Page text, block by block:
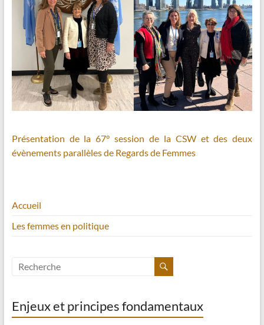
Présentation de la 67° session de la CSW et des deux
évènements parallèles de Regards de Femmes
Accueil
Les femmes en politique
Enjeux et principes fondamentaux